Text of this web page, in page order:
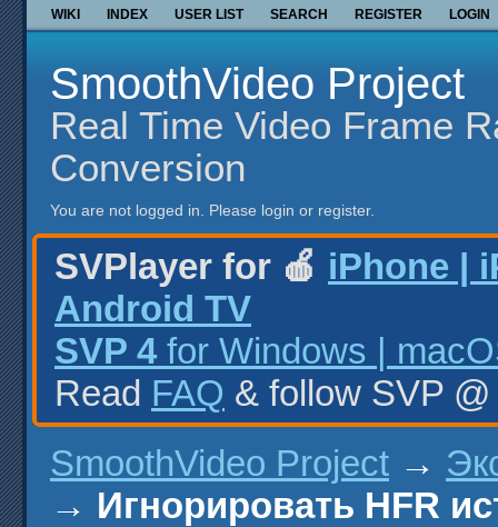
WIKI INDEX USER LIST SEARCH REGISTER LOGIN
SmoothVideo Project
Real Time Video Frame
Conversion
You are not logged in. Please login or register.
SVPlayer for 🍎 iPhone |
Android TV
SVP 4 for Windows |
Read FAQ & follow SVP
SmoothVideo Project →
→ Игнорировать HFR